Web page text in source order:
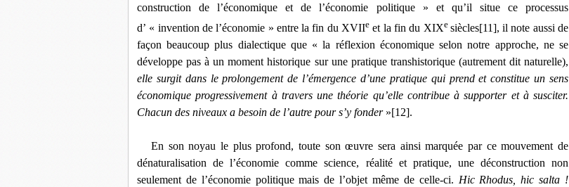
construction de l’économique et de l’économie politique » et qu’il situe ce processus
d’ « invention de l’économie » entre la fin du XVIIe et la fin du XIXe siècles[11], il note aussi de
façon beaucoup plus dialectique que « la réflexion économique selon notre approche, ne se
développe pas à un moment historique sur une pratique transhistorique (autrement dit naturelle),
elle surgit dans le prolongement de l’émergence d’une pratique qui prend et constitue un sens
économique progressivement à travers une théorie qu’elle contribue à supporter et à susciter.
Chacun des niveaux a besoin de l’autre pour s’y fonder»[12].
En son noyau le plus profond, toute son œuvre sera ainsi marquée par ce mouvement de
dénaturalisation de l’économie comme science, réalité et pratique, une déconstruction non
seulement de l’économie politique mais de l’objet même de celle-ci. Hic Rhodus, hic salta !